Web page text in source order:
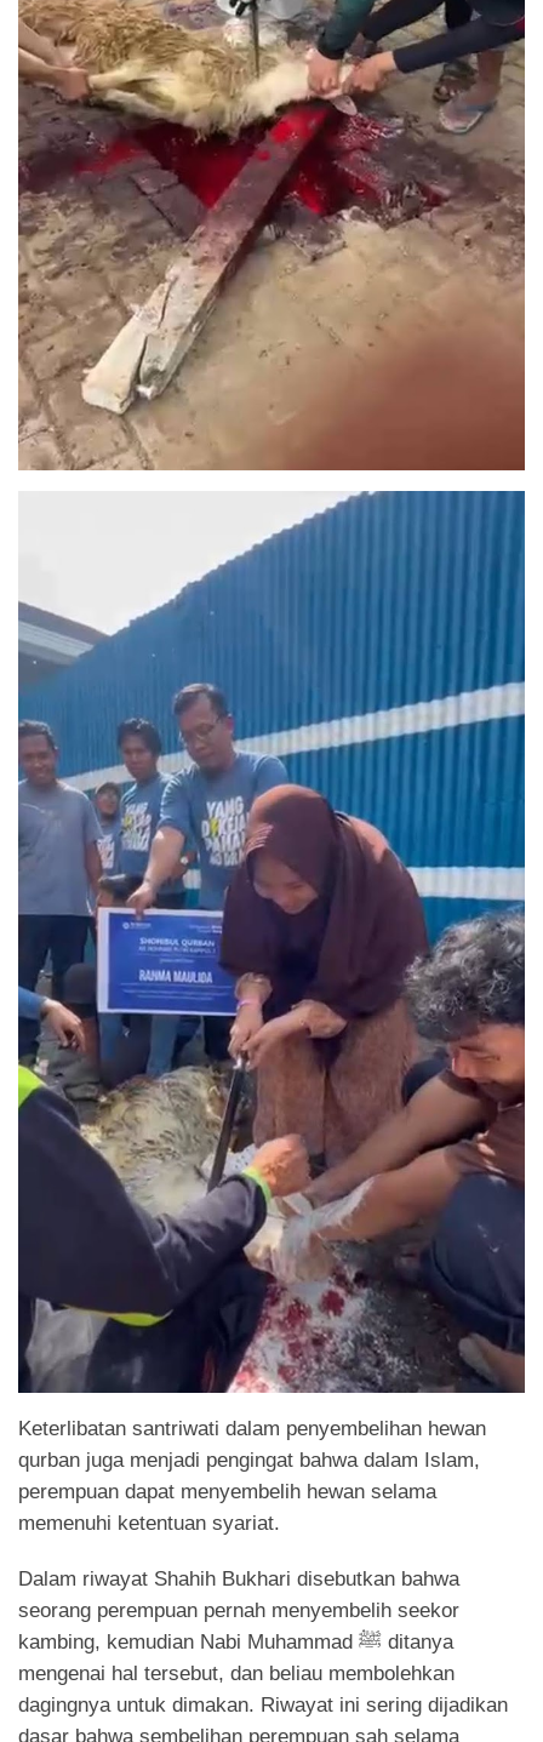
Keterlibatan santriwati dalam penyembelihan hewan
qurban juga menjadi pengingat bahwa dalam Islam,
perempuan dapat menyembelih hewan selama
memenuhi ketentuan syariat.
Dalam riwayat Shahih Bukhari disebutkan bahwa
seorang perempuan pernah menyembelih seekor
kambing, kemudian Nabi Muhammad ﷺ ditanya
mengenai hal tersebut, dan beliau membolehkan
dagingnya untuk dimakan. Riwayat ini sering dijadikan
dasar bahwa sembelihan perempuan sah selama